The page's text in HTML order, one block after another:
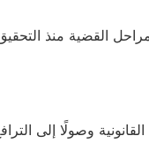
مراحل القضية منذ
وصولًا إلى